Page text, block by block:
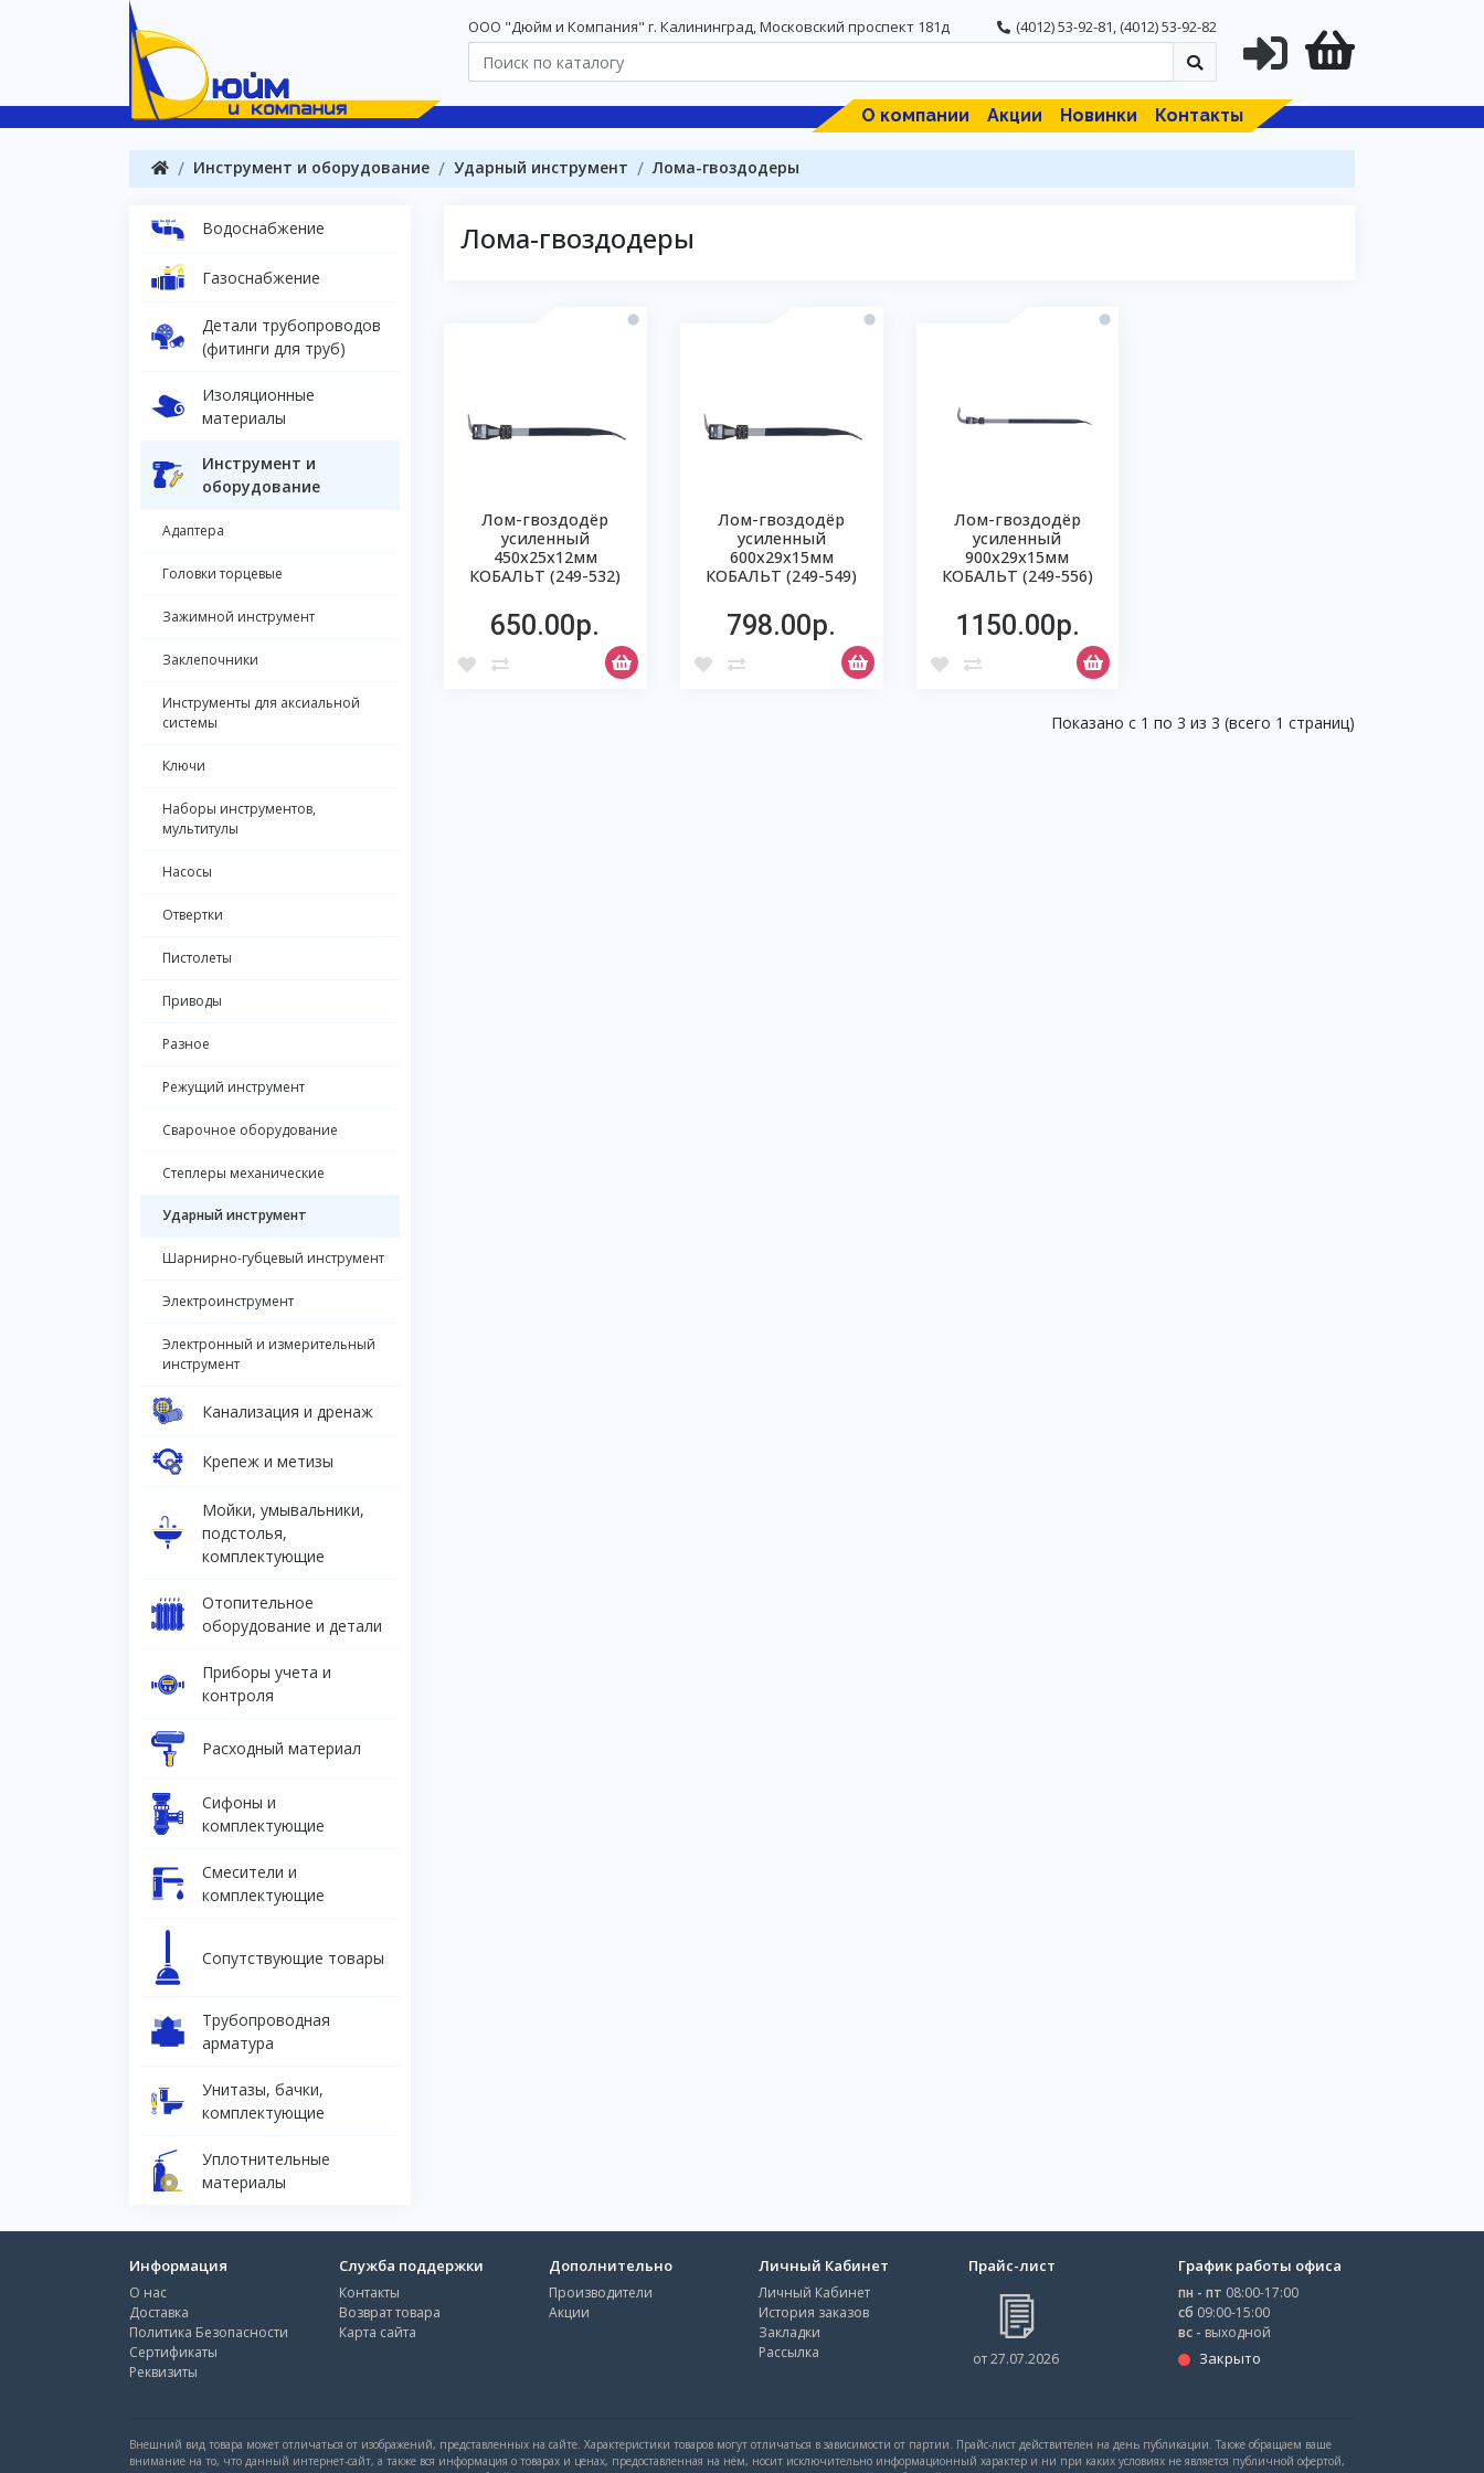
OOO "Дюйм и Компания" г. Калининград, Московский проспект 181д (4012) 53-92-81,(4012) 53-92-82
О компании Акции Новинки Контакты
Инструмент и оборудование Ударный инструмент Лома-гвоздодеры
Водоснабжение
Газоснабжение
Детали трубопроводов
(фитинги для труб)
Изоляционные
материалы
Инструмент и
оборудование
Адаптера
Головки торцевые
Зажимной инструмент
Заклепочники
Инструменты для аксиальной
системы
Ключи
Наборы инструментов,
мультитулы
Насосы
Отвертки
Пистолеты
Приводы
Разное
Режущий инструмент
Сварочное оборудование
Степлеры механические
Ударный инструмент
Шарнирно-губцевый инструмент
Электроинструмент
Электронный и измерительный
инструмент
Канализация и дренаж
Крепеж и метизы
Мойки, умывальники,
подстолья,
комплектующие
Отопительное
оборудование и детали
Приборы учета и
контроля
Расходный материал
Сифоны и
комплектующие
Смесители и
комплектующие
Сопутствующие товары
Трубопроводная
арматура
Унитазы, бачки,
комплектующие
Уплотнительные
материалы
Лома-гвоздодеры
Лом-гвоздодёр
усиленный
450х25х12мм
КОБАЛЬТ (249-532)
650.00р.
Лом-гвоздодёр
усиленный
600х29х15мм
КОБАЛЬТ (249-549)
798.00р.
Лом-гвоздодёр
усиленный
900х29х15мм
КОБАЛЬТ (249-556)
1150.00р.
Показано с 1 по 3 из 3 (всего 1 страниц)
Информация
О нас
Доставка
Политика Безопасности
Сертификаты
Реквизиты
Служба поддержки
Контакты
Возврат товара
Карта сайта
Дополнительно
Производители
Акции
Личный Кабинет
Личный Кабинет
История заказов
Закладки
Рассылка
Прайс-лист
от 27.07.2026
График работы офиса
пн - пт 08:00-17:00
сб 09:00-15:00
вс - выходной
Закрыто
Внешний вид товара может отличаться от изображений, представленных на сайте. Характеристики товаров могут отличаться в зависимости от партии. Прайс-лист действителен на день публикации. Также обращаем ваше
внимание на то, что данный интернет-сайт, а также вся информация о товарах и ценах, предоставленная на нём, носит исключительно информационный характер и ни при каких условиях не является публичной офертой,